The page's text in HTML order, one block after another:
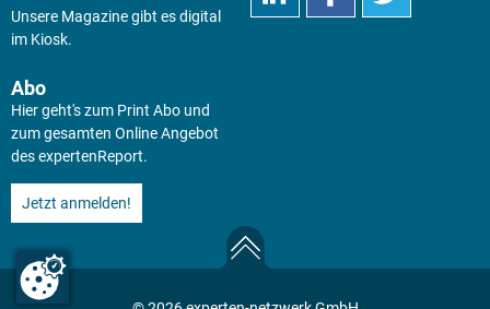
Unsere Magazine gibt es digital
im Kiosk.
Abo
Hier geht's zum Print Abo und
zum gesamten Online Angebot
des expertenReport.
Jetzt anmelden!